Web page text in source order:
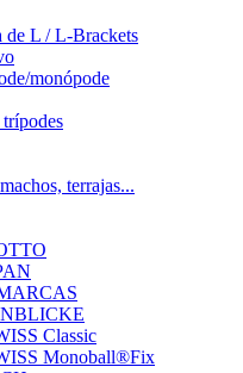
de L / L-Brackets
monópode
terrajas...
Classic
Monoball®Fix